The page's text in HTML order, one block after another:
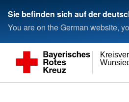
Sie befinden sich auf der
You are on the German website,